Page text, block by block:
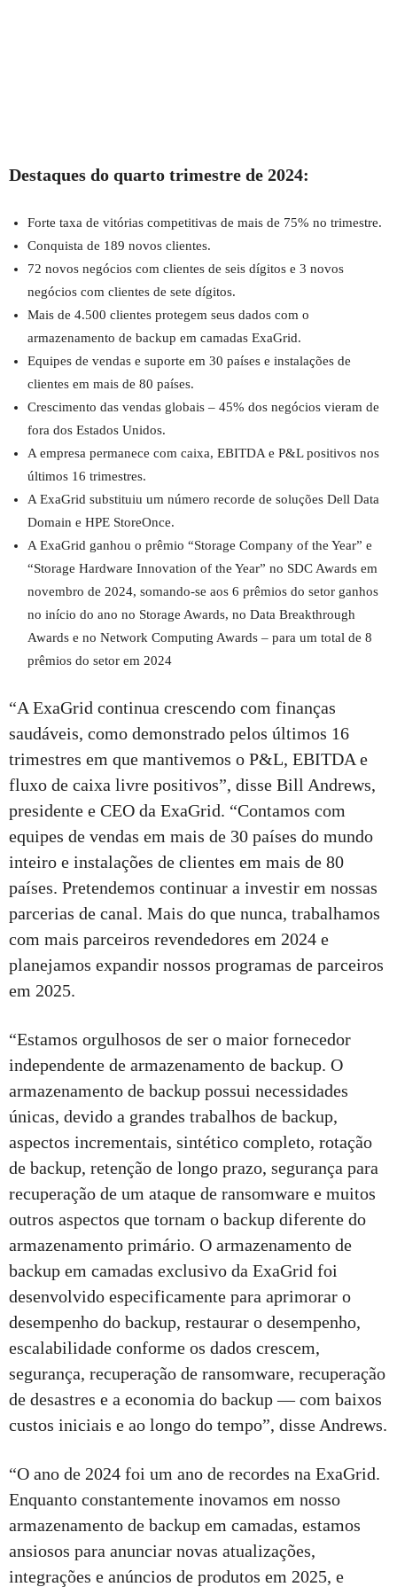
Destaques do quarto trimestre de 2024:
Forte taxa de vitórias competitivas de mais de 75% no trimestre.
Conquista de 189 novos clientes.
72 novos negócios com clientes de seis dígitos e 3 novos
negócios com clientes de sete dígitos.
Mais de 4.500 clientes protegem seus dados com o
armazenamento de backup em camadas ExaGrid.
Equipes de vendas e suporte em 30 países e instalações de
clientes em mais de 80 países.
Crescimento das vendas globais – 45% dos negócios vieram de
fora dos Estados Unidos.
A empresa permanece com caixa, EBITDA e P&L positivos nos
últimos 16 trimestres.
A ExaGrid substituiu um número recorde de soluções Dell Data
Domain e HPE StoreOnce.
A ExaGrid ganhou o prêmio “Storage Company of the Year” e
“Storage Hardware Innovation of the Year” no SDC Awards em
novembro de 2024, somando-se aos 6 prêmios do setor ganhos
no início do ano no Storage Awards, no Data Breakthrough
Awards e no Network Computing Awards – para um total de 8
prêmios do setor em 2024
“A ExaGrid continua crescendo com finanças
saudáveis, como demonstrado pelos últimos 16
trimestres em que mantivemos o P&L, EBITDA e
fluxo de caixa livre positivos”, disse Bill Andrews,
presidente e CEO da ExaGrid. “Contamos com
equipes de vendas em mais de 30 países do mundo
inteiro e instalações de clientes em mais de 80
países. Pretendemos continuar a investir em nossas
parcerias de canal. Mais do que nunca, trabalhamos
com mais parceiros revendedores em 2024 e
planejamos expandir nossos programas de parceiros
em 2025.
“Estamos orgulhosos de ser o maior fornecedor
independente de armazenamento de backup. O
armazenamento de backup possui necessidades
únicas, devido a grandes trabalhos de backup,
aspectos incrementais, sintético completo, rotação
de backup, retenção de longo prazo, segurança para
recuperação de um ataque de ransomware e muitos
outros aspectos que tornam o backup diferente do
armazenamento primário. O armazenamento de
backup em camadas exclusivo da ExaGrid foi
desenvolvido especificamente para aprimorar o
desempenho do backup, restaurar o desempenho,
escalabilidade conforme os dados crescem,
segurança, recuperação de ransomware, recuperação
de desastres e a economia do backup — com baixos
custos iniciais e ao longo do tempo”, disse Andrews.
“O ano de 2024 foi um ano de recordes na ExaGrid.
Enquanto constantemente inovamos em nosso
armazenamento de backup em camadas, estamos
ansiosos para anunciar novas atualizações,
integrações e anúncios de produtos em 2025, e